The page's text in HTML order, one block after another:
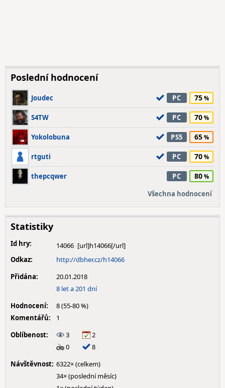
Poslední hodnocení
Joudec PC 75
S4TW PC 70
Yokolobuna PS5 65
rtguti PC 70
thepcqwer PC 80
Všechna hodnocení
Statistiky
Id hry:
14066
Odkaz:
http://dbher.cz/h14066
Přidána:
20.01.2018
8 let a 201 dní
Hodnocení:
8 (55-80 %)
Komentářů:
1
Oblíbenost:
3
2
0
8
Návštěvnost: 6322× (celkem)
34× (poslední měsíc)